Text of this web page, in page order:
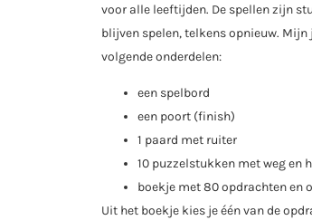
voor alle leeftijden. De spellen zijn
blijven spelen, telkens opnieuw.
volgende onderdelen:
een spelbord
een poort (finish)
1 paard met ruiter
10 puzzelstukken met weg en
boekje met 80 opdrachten en
Uit het boekje kies je één van de